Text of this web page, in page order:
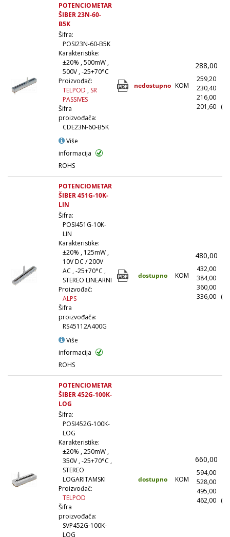
POTENCIOMETAR
ŠIBER 23N-60-
B5K
Šifra:
POSI23N-60-B5K
Karakteristike:
±20% , 500mW ,
500V , -25+70°C
Proizvođač:
TELPOD , SR
PASSIVES
Šifra
proizvođača:
CDE23N-60-B5K
Više
informacija
ROHS
nedostupno KOM
288,00
259,20
230,40
216,00
201,60
POTENCIOMETAR
ŠIBER 451G-10K-
LIN
Šifra:
POSI451G-10K-
LIN
Karakteristike:
±20% , 125mW ,
10V DC / 200V
AC , -25+70°C ,
STEREO LINEARNI
Proizvođač:
ALPS
Šifra
proizvođača:
RS45112A400G
Više
informacija
ROHS
dostupno KOM
480,00
432,00
384,00
360,00
336,00
POTENCIOMETAR
ŠIBER 452G-100K-
LOG
Šifra:
POSI452G-100K-
LOG
Karakteristike:
±20% , 250mW ,
350V , -25+70°C ,
STEREO
LOGARITAMSKI
Proizvođač:
TELPOD
Šifra
proizvođača:
SVP452G-100K-
LOG
dostupno KOM
660,00
594,00
528,00
495,00
462,00